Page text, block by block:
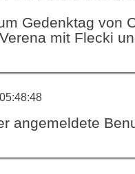
Gedenktag von
mit Flecki
angemeldete